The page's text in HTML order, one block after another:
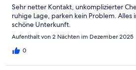
Sehr netter Kontakt, unkomplizierter
ruhige Lage, parken kein Problem. Alles
schöne Unterkunft.
Aufenthalt von 2 Nächten im Dezember 2025
0